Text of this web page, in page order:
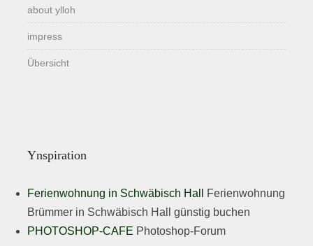
about ylloh
impress
Übersicht
Ynspiration
Ferienwohnung in Schwäbisch Hall
Ferienwohnung
Brümmer in Schwäbisch Hall günstig buchen
PHOTOSHOP-CAFE Photoshop-Forum